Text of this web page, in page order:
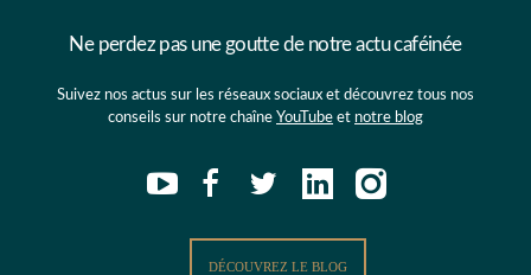
Ne perdez pas une goutte de notre actu caféinée
Suivez nos actus sur les réseaux sociaux et découvrez tous nos
conseils sur notre chaîne YouTube et notre blog
DÉCOUVREZ LE BLOG